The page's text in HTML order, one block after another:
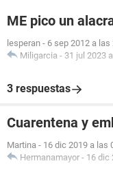
ME pico un
lesperan - 6 sep 2012 a las
Miligarcia - 31 jul 2023
3 respuestas
Cuarentena y
Martina - 16 dic 2019 a las
Hermanamayor - 16 dic